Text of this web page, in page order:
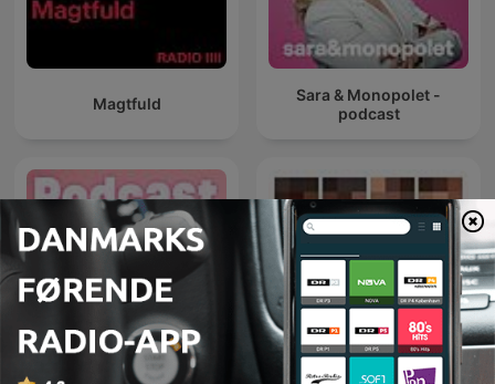
Magtfuld
Sara & Monopolet -
podcast